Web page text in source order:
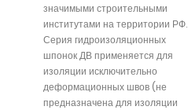
значимыми строительными
институтами на территории РФ.
Серия гидроизоляционных
шпонок ДВ применяется для
изоляции исключительно
деформационных швов (не
предназначена для изоляции